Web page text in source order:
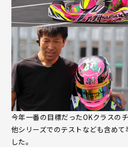
今年一番の目標だったOKクラスの
他シリーズでのテストなども含め
した。